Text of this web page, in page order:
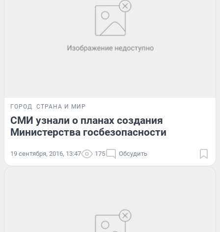
ГОРОД СТРАНА И МИР
СМИ узнали о планах создания
Министерства госбезопасности
19 сентября, 2016, 13:47 175 Обсудить